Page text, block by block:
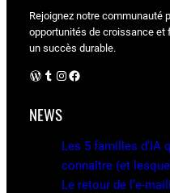
Rejoignez notre communauté
opportunités de croissance et
un succès durable.
WordPress Instagram Facebook
NEWS
Les 5 familles d’IA
connaître (et
Le retour de l’e-